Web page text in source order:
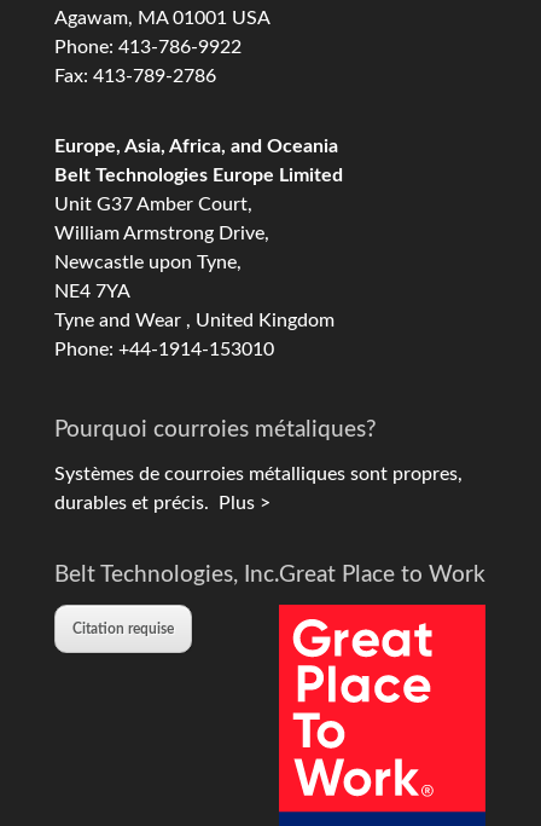
Agawam, MA 01001 USA
Phone: 413-786-9922
Fax: 413-789-2786
Europe, Asia, Africa, and Oceania
Belt Technologies Europe Limited
Unit G37 Amber Court,
William Armstrong Drive,
Newcastle upon Tyne,
NE4 7YA
Tyne and Wear , United Kingdom
Phone: +44-1914-153010
Pourquoi courroies métaliques?
Systèmes de courroies métalliques sont propres,
durables et précis. Plus >
Belt Technologies, Inc.
Citation requise
Great Place to Work